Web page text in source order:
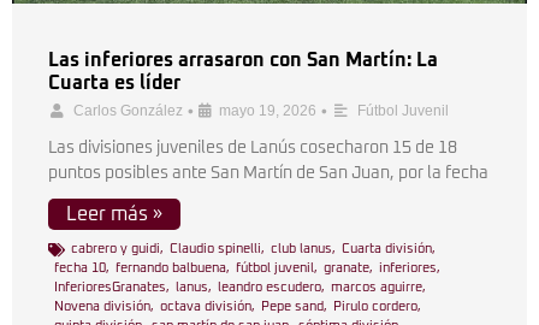
Las inferiores arrasaron con San Martín: La
Cuarta es líder
Carlos González • mayo 19, 2026 • Fútbol Juvenil
Las divisiones juveniles de Lanús cosecharon 15 de 18
puntos posibles ante San Martín de San Juan, por la fecha
Leer más »
cabrero y guidi, Claudio spinelli, club lanus, Cuarta división,
fecha 10, fernando balbuena, fútbol juvenil , granate, inferiores,
InferioresGranates, lanus, leandro escudero, marcos aguirre,
Novena división, octava división, Pepe sand, Pirulo cordero,